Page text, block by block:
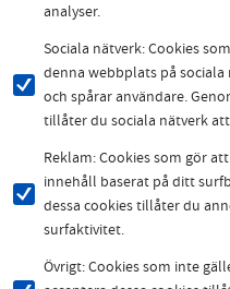
analyser.
Sociala nätverk: Cookies
denna webbplats på
och spårar användare.
tillåter du sociala nätverk
Reklam: Cookies som gör
innehåll baserat på ditt
dessa cookies tillåter du
surfaktivitet.
Övrigt: Cookies som inte